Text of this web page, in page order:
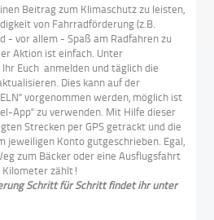
Beitrag zum Klimaschutz zu leisten,
von Fahrradförderung (z.B.
- vor allem - Spaß am Radfahren zu
Aktion ist einfach. Unter
Euch anmelden und täglich die
Dies kann auf der
vorgenommen werden, möglich ist
App" zu verwenden. Mit Hilfe dieser
Strecken per GPS getrackt und die
jeweiligen Konto gutgeschrieben. Egal,
zum Bäcker oder eine Ausflugsfahrt
zählt!
Schritt für Schritt findet ihr unter